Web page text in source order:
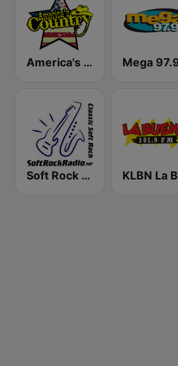
America's Country
Soft Rock Radio